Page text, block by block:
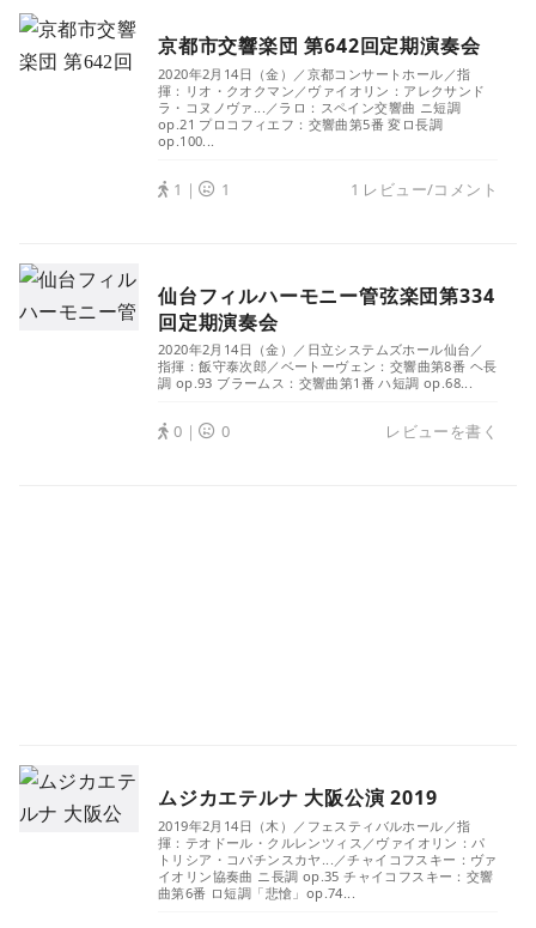
京都市交響楽団 第642回定期演奏会
2020年2月14日（金）／京都コンサートホール／指
揮：リオ・クオクマン／ヴァイオリン：アレクサンド
ラ・コヌノヴァ...／ラロ：スペイン交響曲 ニ短調
op.21 プロコフィエフ：交響曲第5番 変ロ長調
op.100...
1｜ 1 1 レビュー/コメント
仙台フィルハーモニー管弦楽団第334
回定期演奏会
2020年2月14日（金）／日立システムズホール仙台／
指揮：飯守泰次郎／ベートーヴェン：交響曲第8番 ヘ長
調 op.93 ブラームス：交響曲第1番 ハ短調 op.68...
0｜ 0 レビューを書く
ムジカエテルナ 大阪公演 2019
2019年2月14日（木）／フェスティバルホール／指
揮：テオドール・クルレンツィス／ヴァイオリン：パ
トリシア・コパチンスカヤ...／チャイコフスキー：ヴァ
イオリン協奏曲 ニ長調 op.35 チャイコフスキー：交響
曲第6番 ロ短調「悲愴」op.74...